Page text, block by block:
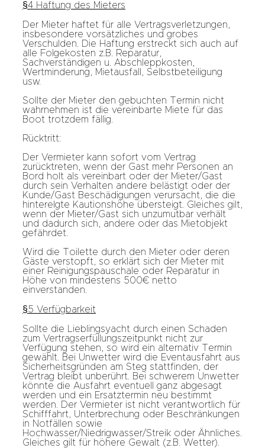
§4 Haftung des Mieters
Der Mieter haftet für alle Vertragsverletzungen,
insbesondere vorsätzliches und grobes
Verschulden. Die Haftung erstreckt sich auch auf
alle Folgekosten z.B. Reparatur,
Sachverständigen u. Abschleppkosten,
Wertminderung, Mietausfall, Selbstbeteiligung
usw.
Sollte der Mieter den gebuchten Termin nicht
wahrnehmen ist die vereinbarte Miete für das
Boot trotzdem fällig.
Rücktritt:
Der Vermieter kann sofort vom Vertrag
zurücktreten, wenn der Gast mehr Personen an
Bord holt als vereinbart oder der Mieter/Gast
durch sein Verhalten andere belästigt oder der
Kunde/Gast Beschädigungen verursacht, die die
hinterelgte Kautionshöhe übersteigt. Gleiches gilt,
wenn der Mieter/Gast sich unzumutbar verhält
und dadurch sich, andere oder das Mietobjekt
gefährdet.
Wird die Toilette durch den Mieter oder deren
Gäste verstopft, so erklärt sich der Mieter mit
einer Reinigungspauschale oder Reparatur in
Höhe von mindestens 500€ netto
einverstanden.
§5 Verfügbarkeit
Sollte die Lieblingsyacht durch einen Schaden
zum Vertragserfüllungszeitpunkt nicht zur
Verfügung stehen, so wird ein alternativ Termin
gewählt. Bei Unwetter wird die Eventausfahrt aus
Sicherheitsgründen am Steg stattfinden, der
Vertrag bleibt unberührt. Bei schwerem Unwetter
könnte die Ausfahrt eventuell ganz abgesagt
werden und ein Ersatztermin neu bestimmt
werden. Der Vermieter ist nicht verantwortlich für
Schifffahrt, Unterbrechung oder Beschränkungen
in Notfällen sowie
Hochwasser/Niedrigwasser/Streik oder Ähnliches.
Gleiches gilt für höhere Gewalt (z.B. Wetter).